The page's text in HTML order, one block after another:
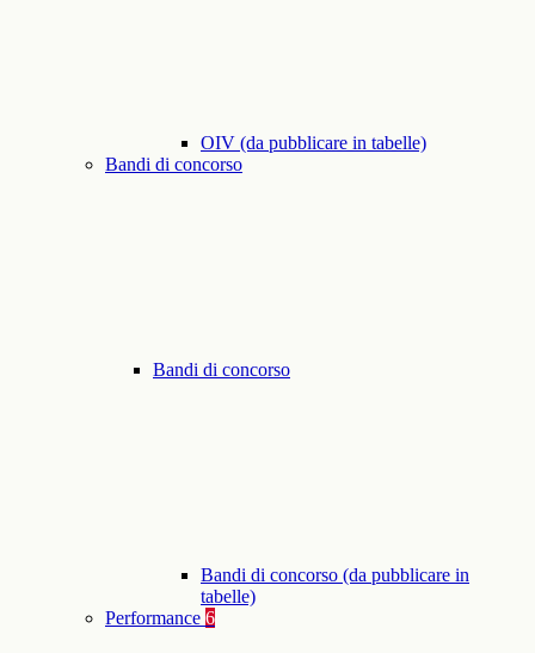
OIV (da pubblicare in tabelle)
Bandi di concorso
Bandi di concorso
Bandi di concorso (da pubblicare in
tabelle)
Performance 6